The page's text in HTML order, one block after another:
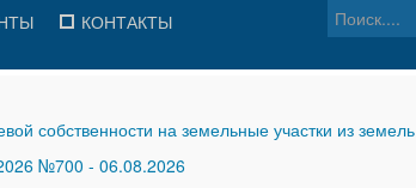
КОНТАКТЫ
собственности на земельные участки из земель
№700 - 06.08.2026